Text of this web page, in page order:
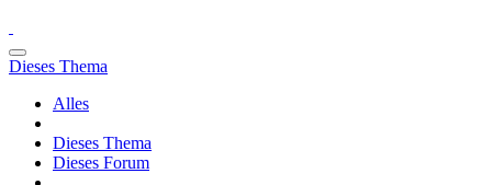
Dieses Thema
Alles
Dieses Thema
Dieses Forum